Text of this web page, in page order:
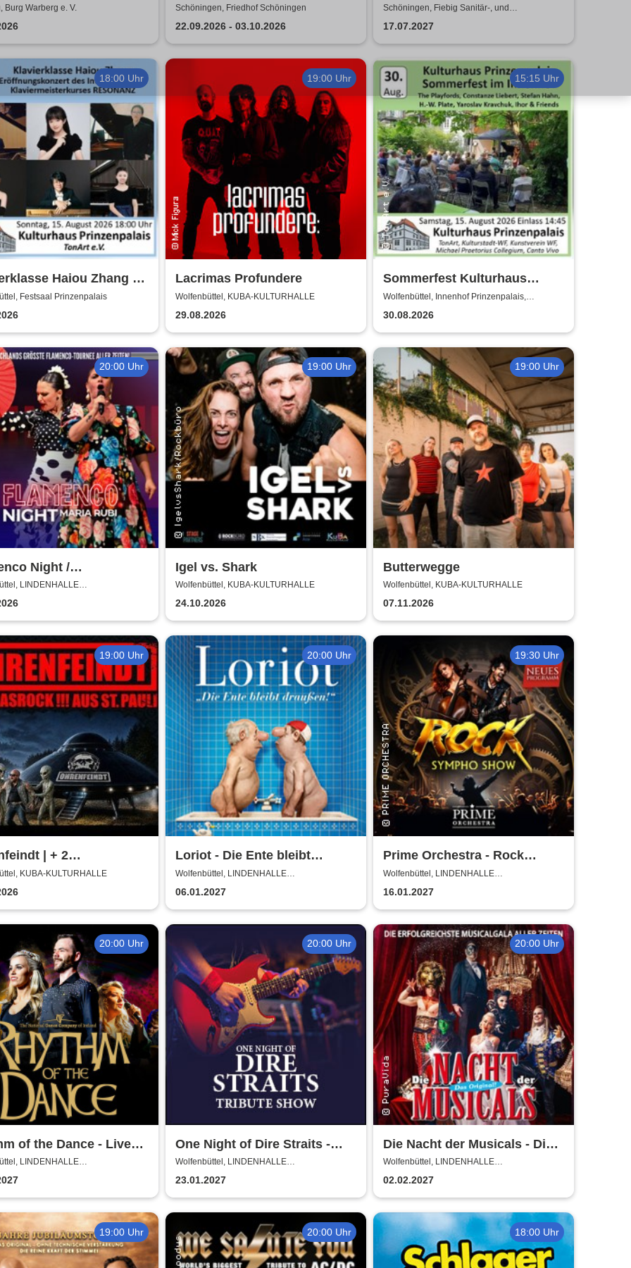
Genuss und
Unterhaltung
Burg Warberg e. V.
Leben zu erwarten?
Schöningen, Friedhof Schöningen
22.09.2026 - 03.10.2026
Schöningen, Fiebig Sanitär-, und
Heizungstechnik
17.07.2027
18:00 Uhr
Haiou Zhang -
des
RESONANZ
Festsaal Prinzenpalais
19:00 Uhr
Lacrimas Profundere
Wolfenbüttel, KUBA-KULTURHALLE
29.08.2026
15:15 Uhr
Sommerfest Kulturhaus
Prinzenpalais
Wolfenbüttel, Innenhof Prinzenpalais,
30.08.2026
20:00 Uhr
Night /
Tour 26/27 -
größte
Tournee
LINDENHALLE
19:00 Uhr
Igel vs. Shark
Wolfenbüttel, KUBA-KULTURHALLE
24.10.2026
19:00 Uhr
Butterwegge
Wolfenbüttel, KUBA-KULTURHALLE
07.11.2026
19:00 Uhr
| + 2
KUBA-KULTURHALLE
20:00 Uhr
Loriot - Die Ente bleibt
draußen!
Wolfenbüttel, LINDENHALLE
06.01.2027
19:30 Uhr
Prime Orchestra - Rock
Sympho Show
Wolfenbüttel, LINDENHALLE
16.01.2027
20:00 Uhr
of the Dance - Live
LINDENHALLE
20:00 Uhr
One Night of Dire Straits -
Tribute Show
Wolfenbüttel, LINDENHALLE
WOLFENBÜTTEL
23.01.2027
20:00 Uhr
Die Nacht der Musicals - Die
erfolgreichste Musicalgala
aller Zeiten
Wolfenbüttel, LINDENHALLE
WOLFENBÜTTEL
02.02.2027
19:00 Uhr 20:00 Uhr 18:00 Uhr